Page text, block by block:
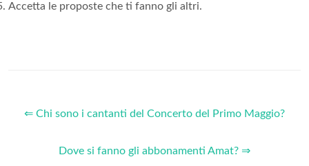
Accetta le proposte che ti fanno gli altri.
⇐ Chi sono i cantanti del Concerto del Primo Maggio?
Dove si fanno gli abbonamenti Amat? ⇒